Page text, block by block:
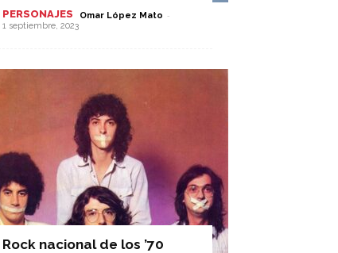
PERSONAJES Omar López Mato -
1 septiembre, 2023
Rock nacional de los ’70